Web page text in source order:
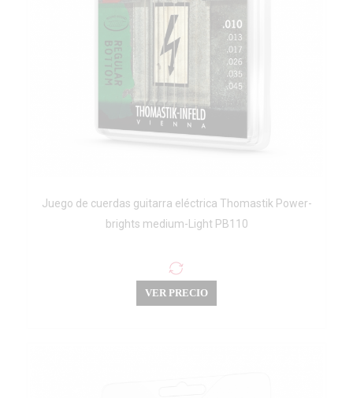
Juego de cuerdas guitarra eléctrica Thomastik Power-
brights medium-Light PB110
VER PRECIO